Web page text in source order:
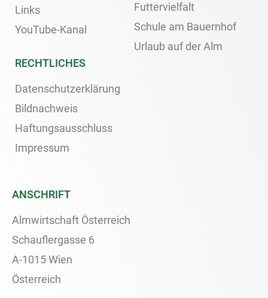
Links
YouTube-Kanal
Futtervielfalt
Schule am Bauernhof
Urlaub auf der Alm
RECHTLICHES
Datenschutzerklärung
Bildnachweis
Haftungsausschluss
Impressum
ANSCHRIFT
Almwirtschaft Österreich
Schauflergasse 6
A-1015 Wien
Österreich